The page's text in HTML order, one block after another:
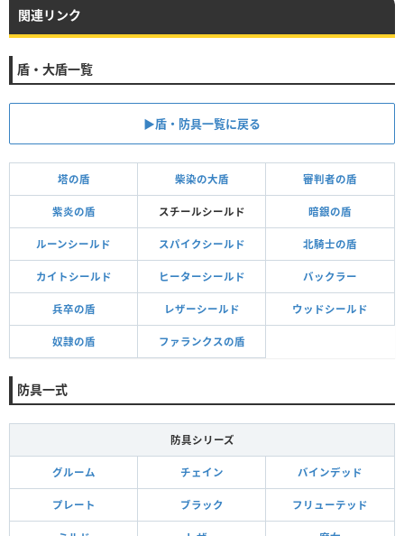
関連リンク
盾・大盾一覧
▶︎盾・防具一覧に戻る
塔の盾 柴染の大盾 審判者の盾
紫炎の盾 スチールシールド 暗銀の盾
ルーンシールド スパイクシールド 北騎士の盾
カイトシールド ヒーターシールド バックラー
兵卒の盾 レザーシールド ウッドシールド
奴隷の盾 ファランクスの盾
防具一式
防具シリーズ
グルーム チェイン バインデッド
プレート ブラック フリューテッド